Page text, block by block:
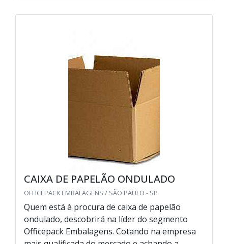
CAIXA DE PAPELÃO ONDULADO
OFFICEPACK EMBALAGENS / SÃO PAULO - SP
Quem está à procura de caixa de papelão
ondulado, descobrirá na líder do segmento
Officepack Embalagens. Cotando na empresa